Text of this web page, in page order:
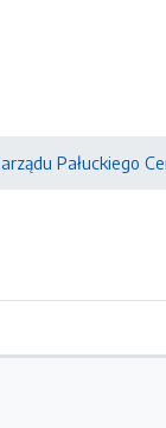
Pałuckiego